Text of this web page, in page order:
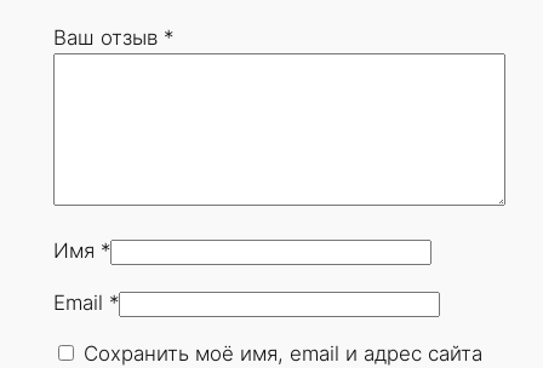
Ваш отзыв *
Имя *
Email *
Сохранить моё имя, email и адрес сайта